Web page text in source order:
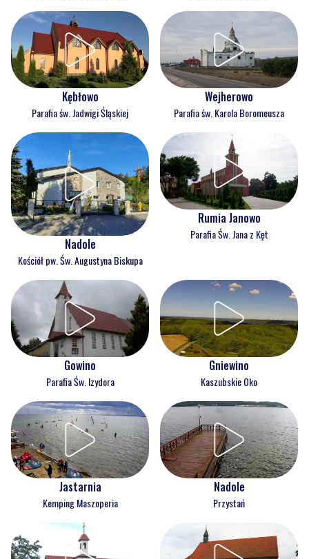
Kębłowo
Parafia św. Jadwigi Śląskiej
Wejherowo
Parafia św. Karola Boromeusza
Nadole
Kościół pw. Św. Augustyna Biskupa
Rumia Janowo
Parafia Św. Jana z Kęt
Gowino
Parafia Św. Izydora
Gniewino
Kaszubskie Oko
Jastarnia
Kemping Maszoperia
Nadole
Przystań